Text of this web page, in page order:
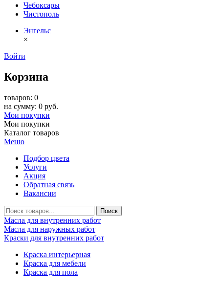
Чебоксары
Чистополь
Энгельс
×
Войти
Корзина
товаров: 0
на сумму: 0 руб.
Мои покупки
Мои покупки
Каталог товаров
Меню
Подбор цвета
Услуги
Акция
Обратная связь
Вакансии
Масла для внутренних работ
Масла для наружных работ
Краски для внутренних работ
Краска интерьерная
Краска для мебели
Краска для пола